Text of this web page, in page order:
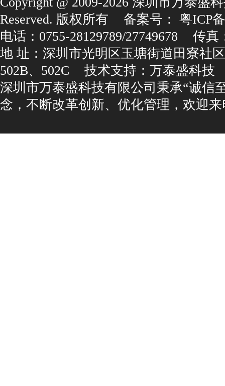
Reserved.版权所有
备案号：
粤ICP
电话：0755-28129789/27749678
传真
地址：深圳市光明区玉塘街道田寮社
502B、502C
技术支持： 万泰盛科技
深圳市万泰盛科技有限公司秉承“诚信
念，不断改革创新、优化管理，欢迎